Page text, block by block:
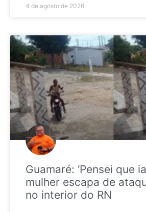
4 de agosto de 2026
Guamaré: ‘Pensei que
mulher escapa de
no interior do RN